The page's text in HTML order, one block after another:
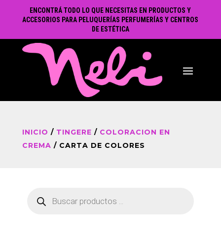
ENCONTRÁ TODO LO QUE NECESITAS EN PRODUCTOS Y
ACCESORIOS PARA PELUQUERÍAS PERFUMERÍAS Y CENTROS
DE ESTÉTICA
INICIO / TINGERE / COLORACION EN
CREMA / CARTA DE COLORES
productos